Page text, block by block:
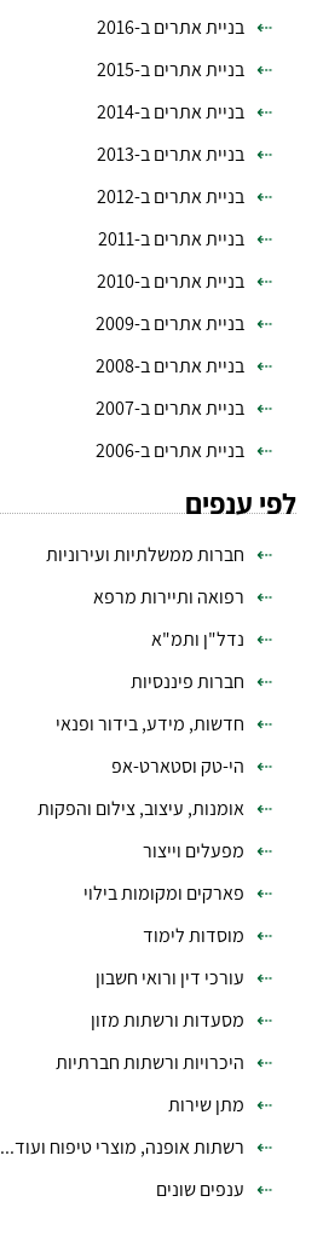
בניית אתרים ב-2016
בניית אתרים ב-2015
בניית אתרים ב-2014
בניית אתרים ב-2013
בניית אתרים ב-2012
בניית אתרים ב-2011
בניית אתרים ב-2010
בניית אתרים ב-2009
בניית אתרים ב-2008
בניית אתרים ב-2007
בניית אתרים ב-2006
לפי ענפים
חברות ממשלתיות ועירוניות
רפואה ותיירות מרפא
נדל"ן ותמ"א
חברות פיננסיות
חדשות, מידע, בידור ופנאי
הי-טק וסטארט-אפ
אומנות, עיצוב, צילום והפקות
מפעלים וייצור
פארקים ומקומות בילוי
מוסדות לימוד
עורכי דין ורואי חשבון
מסעדות ורשתות מזון
היכרויות ורשתות חברתיות
מתן שירות
רשתות אופנה, מוצרי טיפוח ועוד...
ענפים שונים